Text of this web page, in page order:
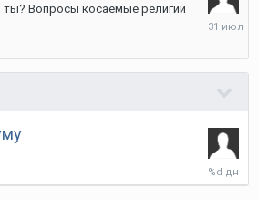
ты? Вопросы косаемые религии
31
Среда
в